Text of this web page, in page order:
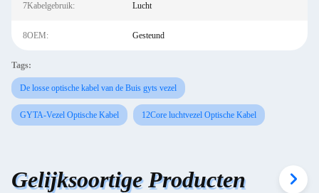
7Kabelgebruik: Lucht
8OEM: Gesteund
Tags:
De losse optische kabel van de Buis gyts vezel
GYTA-Vezel Optische Kabel 12Core luchtvezel Optische Kabel
Gelijksoortige Producten